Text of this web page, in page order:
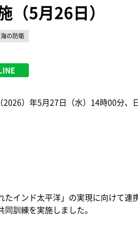
（5月26日）
海の防衛
）年5月27日（水）14時00分、
インド太平洋」の実現に向けて連
訓練を実施しました。